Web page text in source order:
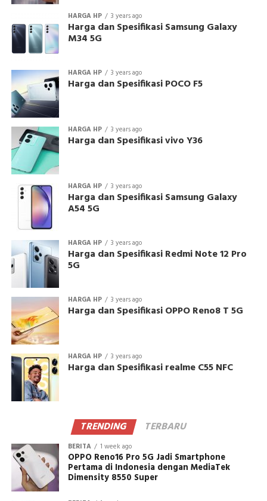
HARGA HP 3 years ago
Harga dan Spesifikasi Samsung Galaxy
M34 5G
HARGA HP 3 years ago
Harga dan Spesifikasi POCO F5
HARGA HP 3 years ago
Harga dan Spesifikasi vivo Y36
HARGA HP 3 years ago
Harga dan Spesifikasi Samsung Galaxy
A54 5G
HARGA HP 3 years ago
Harga dan Spesifikasi Redmi Note 12 Pro
5G
HARGA HP 3 years ago
Harga dan Spesifikasi OPPO Reno8 T 5G
HARGA HP 3 years ago
Harga dan Spesifikasi realme C55 NFC
TRENDING TERBARU
BERITA 1 week ago
OPPO Reno16 Pro 5G Jadi Smartphone
Pertama di Indonesia dengan MediaTek
Dimensity 8550 Super